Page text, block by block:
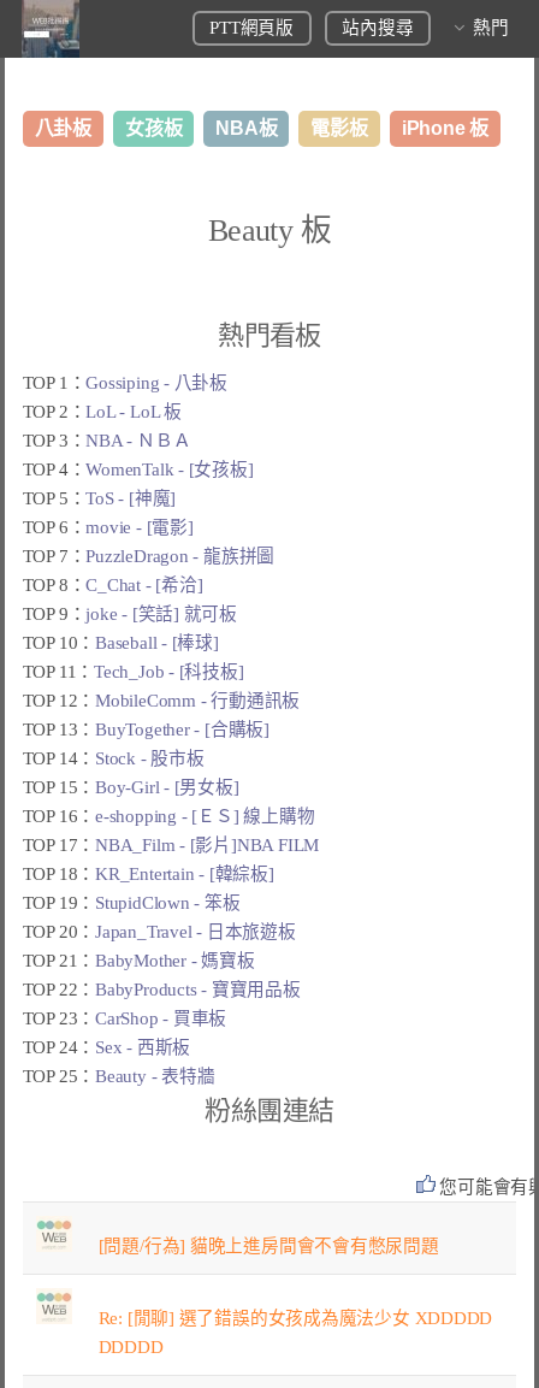
PTT網頁版 站內搜尋 熱門
八卦板 女孩板 NBA板 電影板 iPhone 板
Beauty 板
熱門看板
TOP 1：Gossiping - 八卦板
TOP 2：LoL - LoL 板
TOP 3：NBA - ＮＢＡ
TOP 4：WomenTalk - [女孩板]
TOP 5：ToS - [神魔]
TOP 6：movie - [電影]
TOP 7：PuzzleDragon - 龍族拼圖
TOP 8：C_Chat - [希洽]
TOP 9：joke - [笑話] 就可板
TOP 10：Baseball - [棒球]
TOP 11：Tech_Job - [科技板]
TOP 12：MobileComm - 行動通訊板
TOP 13：BuyTogether - [合購板]
TOP 14： Stock - 股市板
TOP 15：Boy-Girl - [男女板]
TOP 16：e-shopping - [ＥＳ] 線上購物
TOP 17：NBA_Film - [影片]NBA FILM
TOP 18：KR_Entertain - [韓綜板]
TOP 19： StupidClown - 笨板
TOP 20：Japan_Travel - 日本旅遊板
TOP 21：BabyMother - 媽寶板
TOP 22：BabyProducts - 寶寶用品板
TOP 23：CarShop - 買車板
TOP 24： Sex - 西斯板
TOP 25：Beauty - 表特牆
粉絲團連結
您可能會有
[問題/行為] 貓晚上進房間會不會有憋尿問題
Re: [閒聊] 選了錯誤的女孩成為魔法少女 XDDDDD
DDDDD